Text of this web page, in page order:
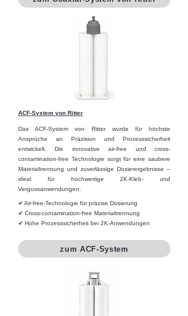
ACF-System von Ritter
Das ACF-System von Ritter wurde für höchste
Ansprüche an Präzision und Prozesssicherheit
entwickelt. Die innovative air-free und cross-
contamination-free Technologie sorgt für eine saubere
Materialtrennung und zuverlässige Dosierergebnisse –
ideal für hochwertige 2K-Kleb- und
Vergussanwendungen.
✔ Air-free-Technologie für präzise Dosierung
✔ Cross-contamination-free Materialtrennung
✔ Hohe Prozesssicherheit bei 2K-Anwendungen
zum ACF-System